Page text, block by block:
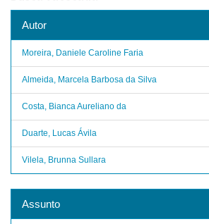
Autor
Moreira, Daniele Caroline Faria
Almeida, Marcela Barbosa da Silva
Costa, Bianca Aureliano da
Duarte, Lucas Ávila
Vilela, Brunna Sullara
Assunto